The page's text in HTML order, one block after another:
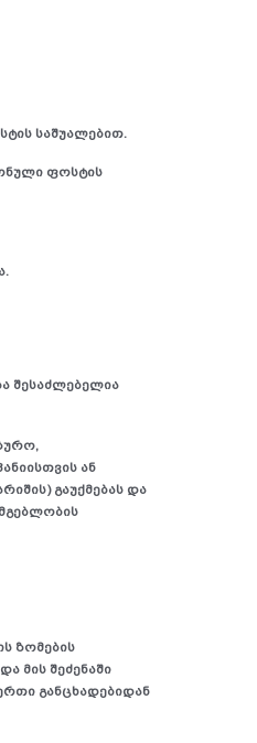
საშუალებით.
ფოსტის
შესაძლებელია
ან
გაუქმებას და
ზომების
მის შეძენაში
განცხადებიდან